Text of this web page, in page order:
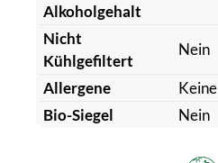
Alkoholgehalt
Nicht
Kühlgefiltert
Nein
Allergene
Keine
Bio-Siegel
Nein